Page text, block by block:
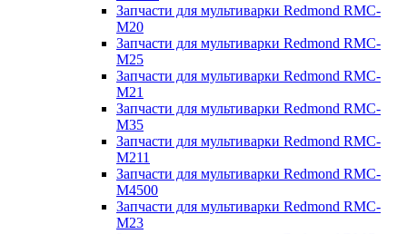
Запчасти для мультиварки Redmond RMC-
M20
Запчасти для мультиварки Redmond RMC-
M25
Запчасти для мультиварки Redmond RMC-
M21
Запчасти для мультиварки Redmond RMC-
M35
Запчасти для мультиварки Redmond RMC-
M211
Запчасти для мультиварки Redmond RMC-
M4500
Запчасти для мультиварки Redmond RMC-
M23